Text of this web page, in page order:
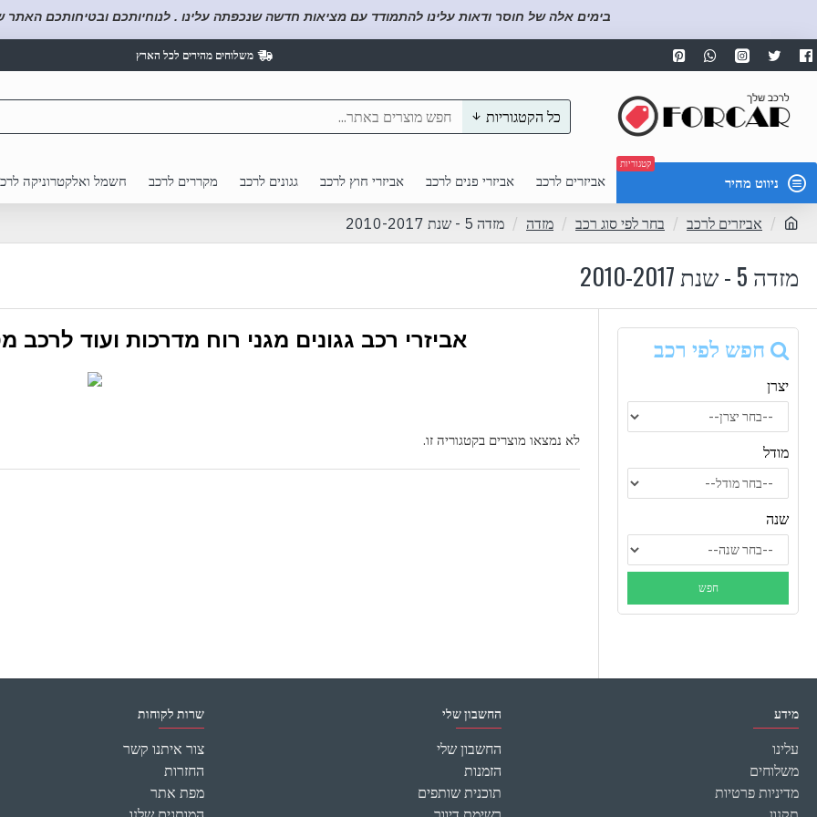
בימים אלה של חוסר ודאות עלינו להתמודד עם מציאות חדשה שנכפתה עלינו . לנוחיותכם ובטיחותכם האתר
משלוחים מהירים לכל הארץ
כל הקטגוריות
ניווט מהיר
קטגוריות
אביזרים לרכב אביזרי פנים לרכב אביזרי חוץ לרכב גגונים לרכב מקררים לרכב חשמל ואלקטרוניקה
אביזרים לרכב בחר לפי סוג רכב מזדה מזדה 5 - שנת 2010-2017
מזדה 5 - שנת 2010-2017
חפש לפי רכב
יצרן
מודל
שנה
אביזרי רכב גגונים מגני רוח מדרכות ועוד לרכב
לא נמצאו מוצרים בקטגוריה זו.
מידע
עלינו
משלוחים
מדיניות פרטיות
החשבון שלי
החשבון שלי
הזמנות
תוכנית שותפים
שרות לקוחות
צור איתנו קשר
החזרות
מפת אתר